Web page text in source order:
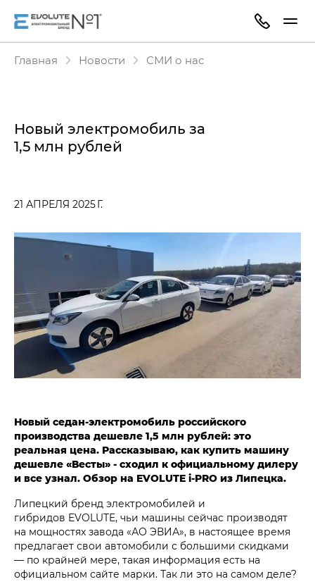
Главная Новости СМИ о нас
Новый электромобиль за
1,5 млн рублей
21 АПРЕЛЯ 2025 Г.
Новый седан-электромобиль российского
производства дешевле 1,5 млн рублей: это
реальная цена. Рассказываю, как купить машину
дешевле «Весты» - сходил к официальному дилеру
и все узнал. Обзор на EVOLUTE i‑PRO из Липецка.
Липецкий бренд электромобилей и
гибридов EVOLUTE, чьи машины сейчас производят
на мощностях завода «АО ЭВИА», в настоящее время
предлагает свои автомобили с большими скидками
— по крайней мере, такая информация есть на
официальном сайте марки. Так ли это на самом деле?